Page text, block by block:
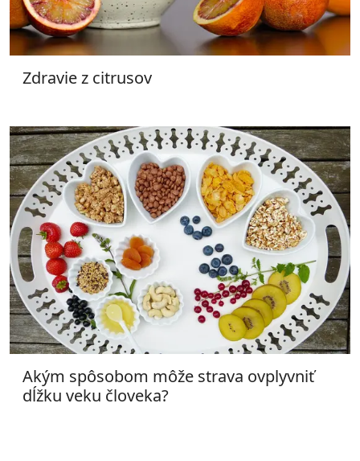
Zdravie z citrusov
Akým spôsobom môže strava ovplyvniť
dĺžku veku človeka?